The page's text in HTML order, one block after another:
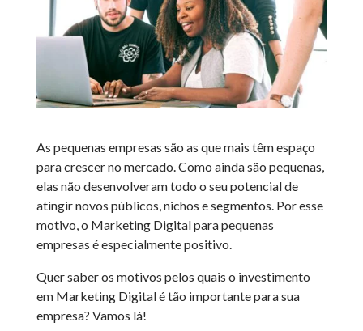
As pequenas empresas são as que mais têm espaço
para crescer no mercado. Como ainda são pequenas,
elas não desenvolveram todo o seu potencial de
atingir novos públicos, nichos e segmentos. Por esse
motivo, o Marketing Digital para pequenas
empresas é especialmente positivo.
Quer saber os motivos pelos quais o investimento
em Marketing Digital é tão importante para sua
empresa? Vamos lá!